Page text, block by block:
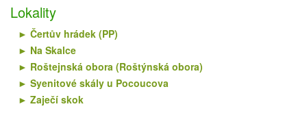
Lokality
Čertův hrádek (PP)
Na Skalce
Roštejnská obora (Roštýnská obora)
Syenitové skály u Pocoucova
Zaječí skok